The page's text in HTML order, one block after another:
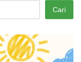
Cari